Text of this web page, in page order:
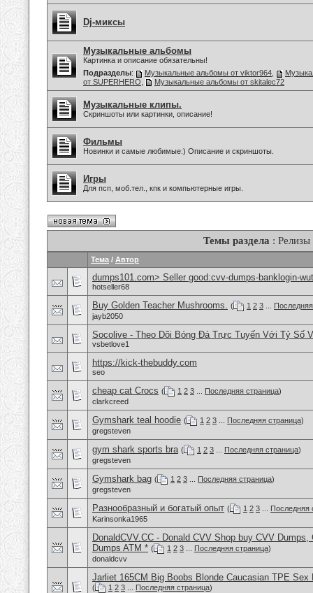
Dj-миксы
Музыкальные альбомы
Картинка и описание обязательны!
Подразделы: Музыкальные альбомы от viktor964
от SUPERHERO
Музыкальные альбомы от skitalec72
Музыкальные клипы.
Скриншоты или картинки, описание!
Фильмы
Новинки и самые любимые:) Описание и скриншоты.
Игры
Для псп, моб.тел., кпк и компьютерные игры.
Темы раздела : Релизы
Тема / Автор
dumps101.com> Seller good:cvv-dumps-banklogin-
hotseller68
Buy Golden Teacher Mushrooms. ( 1 2 3
jayb2050
Socolive - Theo Dõi Bóng Đá Trực Tuyến Với Tỷ Số
vsbetlove1
https://kick-thebuddy.com
seo
cheap cat Crocs ( 1 2 3 Последняя страница)
clarkcreed
Gymshark teal hoodie ( 1 2 3 Последняя страница)
gregsteven
gym shark sports bra ( 1 2 3 Последняя страница)
gregsteven
Gymshark bag ( 1 2 3 Последняя страница)
gregsteven
Разнообразный и богатый опыт ( 1 2 3
Последняя
Karinsonka1965
DonaldCVV.CC - Donald CVV Shop buy CVV
Dumps ATM * ( 1 2 3 Последняя страница)
donaldcvv
Jarliet 165CM Big Boobs Blonde Caucasian TPE Sex
( 1 2 3 Последняя страница)